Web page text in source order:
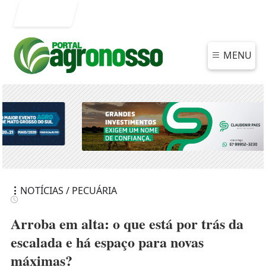
MENU
NOTÍCIAS / PECUÁRIA
Arroba em alta: o que está por trás da
escalada e há espaço para novas
máximas?